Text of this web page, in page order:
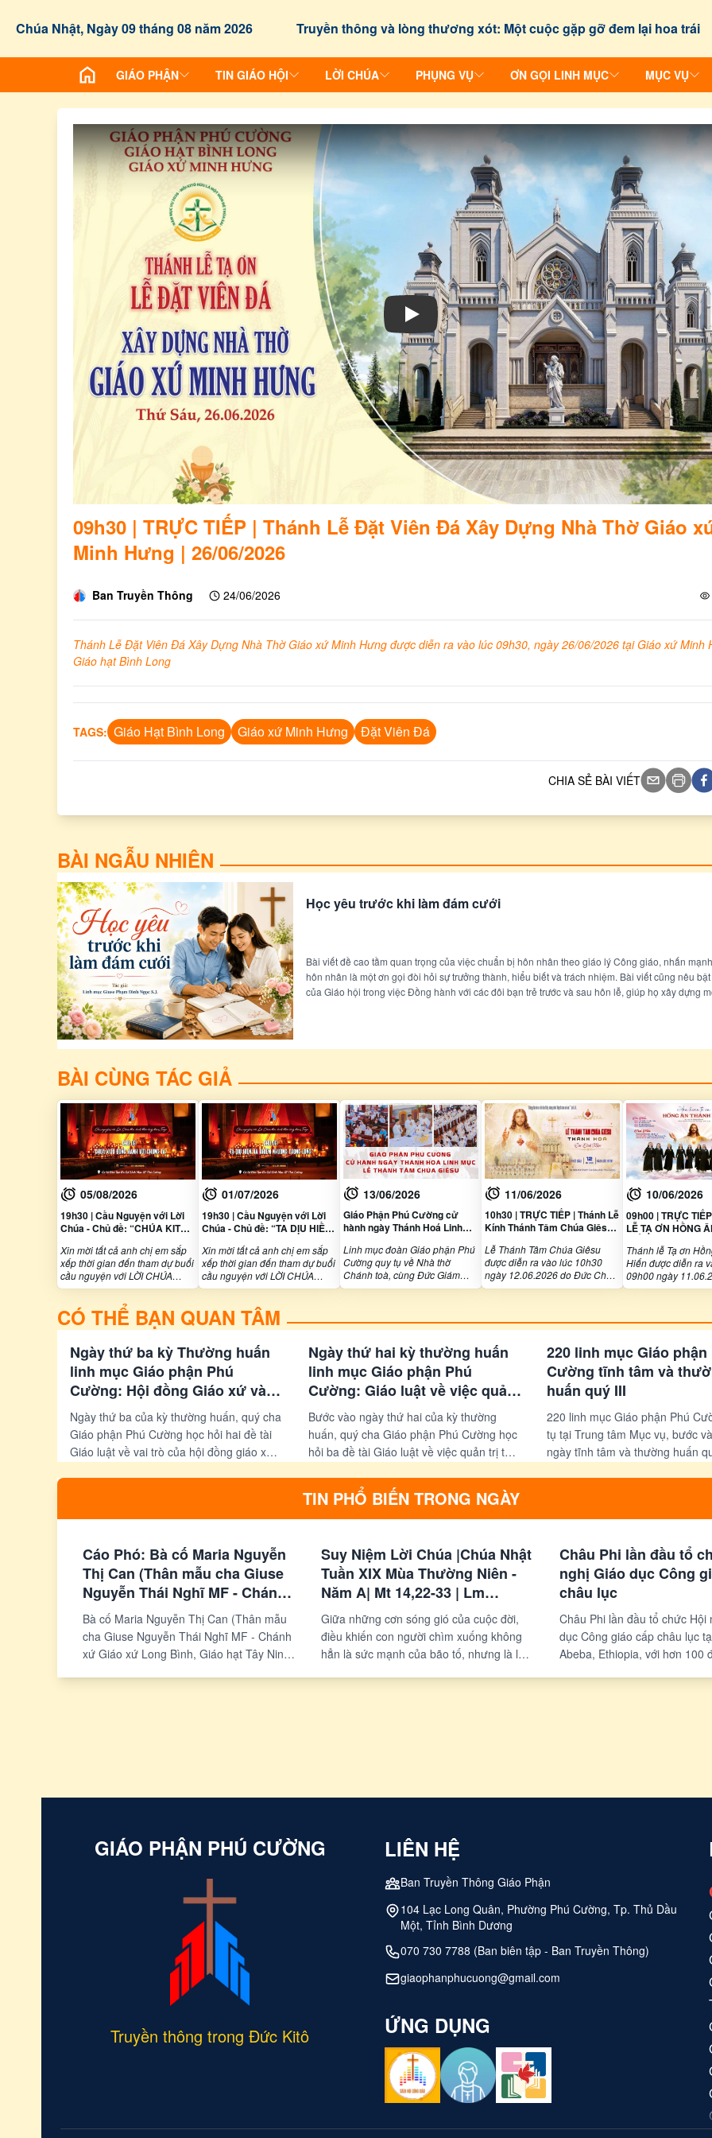
Chúa Nhật, Ngày 09 tháng 08 năm 2026 Truyền thông và lòng thương xót: Một cuộc gặp gỡ đem lại hoa trái
GIÁO PHẬN TIN GIÁO HỘI LỜI CHÚA PHỤNG VỤ ƠN GỌI LINH MỤC MỤC VỤ
Play
09h30 | TRỰC TIẾP | Thánh Lễ Đặt Viên Đá Xây Dựng Nhà Thờ Giáo
Minh Hưng | 26/06/2026
Ban Truyền Thông 24/06/2026
Thánh Lễ Đặt Viên Đá Xây Dựng Nhà Thờ Giáo xứ Minh Hưng được diễn ra vào lúc 09h30, ngày 26/06/2026 tại Giáo xứ Minh
Giáo hạt Bình Long
TAGS: Giáo Hạt Bình Long Giáo xứ Minh Hưng Đặt Viên Đá
CHIA SẺ BÀI VIẾT
BÀI NGẪU NHIÊN
Học yêu trước khi làm đám cưới
Bài viết đề cao tầm quan trọng của việc chuẩn bị hôn nhân theo giáo lý Công giáo, nhấn
hôn nhân là một ơn gọi đòi hỏi sự trưởng thành, hiểu biết và trách nhiệm. Bài viết cũng nêu bật
của Giáo hội trong việc Đồng hành với các đôi bạn trẻ trước và sau hôn lễ, giúp họ xây dựng
BÀI CÙNG TÁC GIẢ
05/08/2026
19h30 | Cầu Nguyện với Lời
Chúa - Chủ đề: “CHÚA KITÔ
| 07.8.2026
Xin mời tất cả anh chị em sắp
xếp thời gian đến tham dự buổi
cầu nguyện với LỜI CHÚA
THEO HÌNH THỨC CĐ TAIZÉ.
Với chủ đề: “CHÚA KITÔ ĐỒNG
HÀNH VỚI CHÚNG TA” tại Cơ
Sở Đào Tạo Ơn Gọi Linh Mục
19h30, thứ Sáu ngày
07/08/2026
01/07/2026
19h30 | Cầu Nguyện với Lời
Chúa - Chủ đề: “TA DỊU HIỀN
LÒNG” | 03.7.2026
Xin mời tất cả anh chị em sắp
xếp thời gian đến tham dự buổi
cầu nguyện với LỜI CHÚA
THEO HÌNH THỨC CĐ TAIZÉ,
KHIÊM NHƯỜNG TRONG
LÒNG” tại Cơ Sở Đào Tạo Ơn
Cường, vào lúc 19h30, thứ Sáu
ngày 03/07/2026.
13/06/2026
Giáo Phận Phú Cường cử
hành ngày Thánh Hoá Linh
Giêsu
Linh mục đoàn Giáo phận Phú
Cường quy tụ về Nhà thờ
Chánh toà, cùng Đức Giám
mục giáo phận cử hành ngày
Giêsu.
11/06/2026
10h30 | TRỰC TIẾP | Thánh Lễ
Kính Thánh Tâm Chúa Giêsu |
12.06.2026
Lễ Thánh Tâm Chúa Giêsu
được diễn ra vào lúc 10h30
ngày 12.06.2026 do Đức Cha
Giuse Nguyễn Tấn Tước -
Chánh Toà Giáo phận Phú
10/06/2026
09h00 | TRỰC
LỄ TẠ ƠN HỒNG
Thánh lễ Tạ ơn
Hiến được diễn ra
09h00 ngày
Đức Cha Giuse
Chánh Toà Giáo
CÓ THỂ BẠN QUAN TÂM
Ngày thứ ba kỳ Thường huấn
linh mục Giáo phận Phú
Cường: Hội đồng Giáo xứ và
ngân sách dành cho việc bác
ái xã hội
Ngày thứ ba của kỳ thường huấn, quý cha
Giáo phận Phú Cường học hỏi hai đề tài
Giáo luật về vai trò của hội đồng giáo xứ
Ngày thứ hai kỳ thường huấn
linh mục Giáo phận Phú
Cường: Giáo luật về việc quản
trị tài sản
Bước vào ngày thứ hai của kỳ thường
huấn, quý cha Giáo phận Phú Cường học
hỏi ba đề tài Giáo luật về việc quản trị tài
hàng giáo sĩ và của linh mục chánh xứ.
220 linh mục Giáo phận
Cường tĩnh tâm và
huấn quý III
220 linh mục Giáo phận Phú
tụ tại Trung tâm Mục vụ, bước
ngày tĩnh tâm và thường huấn
TIN PHỔ BIẾN TRONG NGÀY
Cáo Phó: Bà cố Maria Nguyễn
Thị Can (Thân mẫu cha Giuse
Nguyễn Thái Nghĩ MF - Chánh
xứ Giáo xứ Long Bình, Giáo
hạt Tây Ninh, Giáo phận Phú
Cường)
Bà cố Maria Nguyễn Thị Can (Thân mẫu
cha Giuse Nguyễn Thái Nghĩ MF - Chánh
xứ Giáo xứ Long Bình, Giáo hạt Tây Ninh,
Suy Niệm Lời Chúa |Chúa Nhật
Tuần XIX Mùa Thường Niên -
Năm A| Mt 14,22-33 | Lm
Alfonso Nguyễn Quang Hiển-
Gp Phú Cường
Giữa những cơn sóng gió của cuộc đời,
điều khiến con người chìm xuống không
hẳn là sức mạnh của bão tố, nhưng là lúc
Châu Phi lần đầu tổ
nghị Giáo dục Công
châu lục
Châu Phi lần đầu tổ chức Hội
dục Công giáo cấp châu lục
Abeba, Ethiopia, với hơn 100
GIÁO PHẬN PHÚ CƯỜNG
Truyền thông trong Đức Kitô
LIÊN HỆ
Ban Truyền Thông Giáo Phận
104 Lạc Long Quân, Phường Phú Cường, Tp. Thủ Dầu
Một, Tỉnh Bình Dương
070 730 7788 (Ban biên tập - Ban Truyền Thông)
giaophanphucuong@gmail.com
ỨNG DỤNG